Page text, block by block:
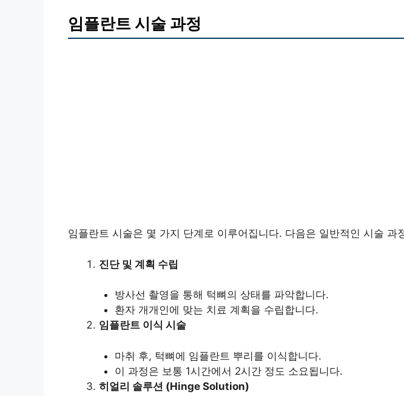
임플란트 시술 과정
임플란트 시술은 몇 가지 단계로 이루어집니다. 다음은 일반적인 시술 과
진단 및 계획 수립
방사선 촬영을 통해 턱뼈의 상태를 파악합니다.
환자 개개인에 맞는 치료 계획을 수립합니다.
임플란트 이식 시술
마취 후, 턱뼈에 임플란트 뿌리를 이식합니다.
이 과정은 보통 1시간에서 2시간 정도 소요됩니다.
히얼리 솔루션 (Hinge Solution)